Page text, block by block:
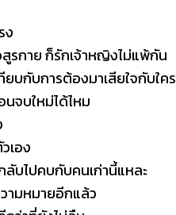
ง
รกาย ก็รักเจ้าหญิงไม่แพ้กัน
ยบกับการต้องมาเสียใจกับใค
จบใหม่ได้ไหม
เอง
ลับไปคบกับคนเก่านี้แหละ
ามหมายอีกแล้ว